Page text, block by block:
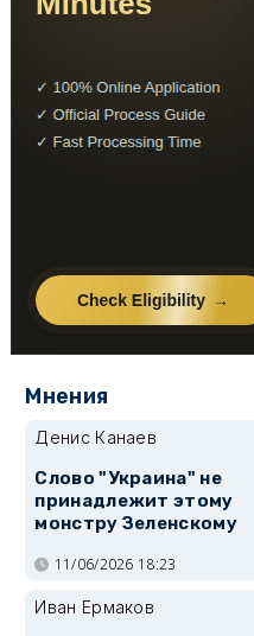
Мнения
Денис Канаев
Слово "Украина" не
принадлежит этому
монстру Зеленскому
11/06/2026 18:23
Иван Ермаков